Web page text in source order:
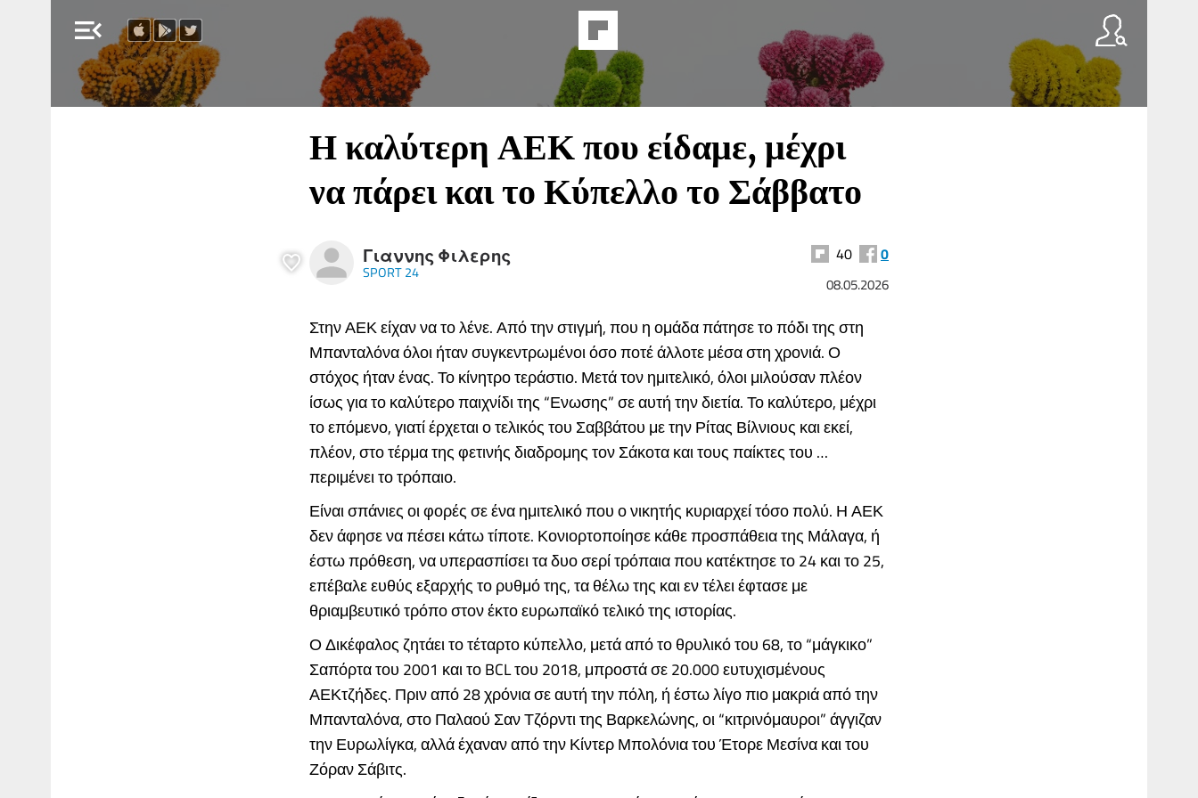
menu_open
Η καλύτερη ΑΕΚ που είδαμε, μέχρι
να πάρει και το Κύπελλο το Σάββατο
Γιαννης Φιλερης
SPORT 24
40 0
08.05.2026
Στην ΑΕΚ είχαν να το λένε. Από την στιγμή, που η ομάδα πάτησε το πόδι της στη
Μπανταλόνα όλοι ήταν συγκεντρωμένοι όσο ποτέ άλλοτε μέσα στη χρονιά. Ο
στόχος ήταν ένας. Το κίνητρο τεράστιο. Μετά τον ημιτελικό, όλοι μιλούσαν πλέον
ίσως για το καλύτερο παιχνίδι της “Ενωσης” σε αυτή την διετία. Το καλύτερο, μέχρι
το επόμενο, γιατί έρχεται ο τελικός του Σαββάτου με την Ρίτας Βίλνιους και εκεί,
πλέον, στο τέρμα της φετινής διαδρομης τον Σάκοτα και τους παίκτες του …
περιμένει το τρόπαιο.
Είναι σπάνιες οι φορές σε ένα ημιτελικό που ο νικητής κυριαρχεί τόσο πολύ. Η ΑΕΚ
δεν άφησε να πέσει κάτω τίποτε. Κονιορτοποίησε κάθε προσπάθεια της Μάλαγα, ή
έστω πρόθεση, να υπερασπίσει τα δυο σερί τρόπαια που κατέκτησε το 24 και το 25,
επέβαλε ευθύς εξαρχής το ρυθμό της, τα θέλω της και εν τέλει έφτασε με
θριαμβευτικό τρόπο στον έκτο ευρωπαϊκό τελικό της ιστορίας.
Ο Δικέφαλος ζητάει το τέταρτο κύπελλο, μετά από το θρυλικό του 68, το “μάγκικο”
Σαπόρτα του 2001 και το BCL του 2018, μπροστά σε 20.000 ευτυχισμένους
ΑΕΚτζήδες. Πριν από 28 χρόνια σε αυτή την πόλη, ή έστω λίγο πιο μακριά από την
Μπανταλόνα, στο Παλαού Σαν Τζόρντι της Βαρκελώνης, οι “κιτρινόμαυροι” άγγιζαν
την Ευρωλίγκα, αλλά έχαναν από την Κίντερ Μπολόνια του Έτορε Μεσίνα και του
Ζόραν Σάβιτς.